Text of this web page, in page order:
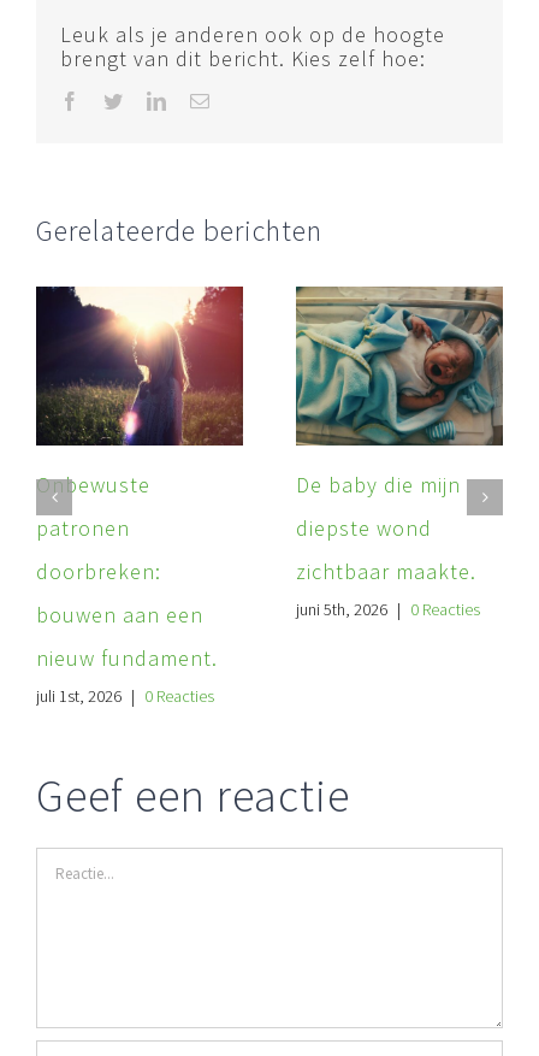
Leuk als je anderen ook op de hoogte
brengt van dit bericht. Kies zelf hoe:
Facebook
TwitterLinkedIn
E-
Gerelateerde berichten
Onbewuste
patronen
doorbreken:
bouwen aan een
nieuw fundament.
juli 1st, 2026 | 0 Reacties
De baby die mijn
diepste wond
zichtbaar maakte.
juni 5th, 2026 | 0 Reacties
Geef een reactie
Reactie